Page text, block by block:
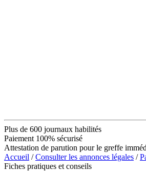
Plus de 600 journaux habilités
Paiement 100% sécurisé
Attestation de parution pour le greffe
Accueil /Consulter les annonces légales /
Fiches pratiques et conseils